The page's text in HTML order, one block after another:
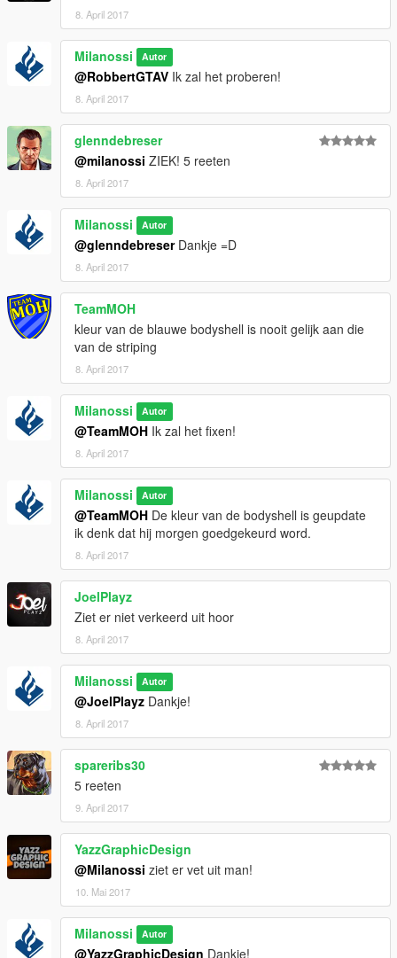
8. April 2017
Milanossi Autor
@RobbertGTAV Ik zal het proberen!
8. April 2017
glenndebreser
@milanossi ZIEK! 5 reeten
8. April 2017
Milanossi Autor
@glenndebreserDankje =D
8. April 2017
TeamMOH
kleur van de blauwe bodyshell is nooit gelijk aan die
van de striping
8. April 2017
Milanossi Autor
@TeamMOH Ik zal het fixen!
8. April 2017
Milanossi Autor
@TeamMOH De kleur van de bodyshell is geupdate
ik denk dat hij morgen goedgekeurd word.
8. April 2017
JoelPlayz
Ziet er niet verkeerd uit hoor
8. April 2017
Milanossi Autor
@JoelPlayz Dankje!
8. April 2017
spareribs30
5 reeten
9. April 2017
YazzGraphicDesign
@Milanossi ziet er vet uit man!
10. Mai 2017
Milanossi Autor
@YazzGraphicDesign Dankje!